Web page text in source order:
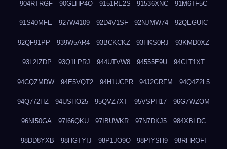
904RTRGF 90GLHP4O 9151RE2S 91536XNC 91M6TF5C
91S40MFE 927W4109 92D4V1SF 92NJMW74 92QEGUIC
92QF91PP 939W5AR4 93BCKCKZ 93HKS0RJ 93KMD0XZ
93L2IZDP 93Q1LPRJ 944UTVW8 94555E9U 94CLT1XT
94CQZMDW 94E5VQT2 94H1UCPR 94J2GRFM 94Q4Z2L5
94Q772HZ 94USHO25 95QVZ7XT 95VSPH17 96G7WZOM
96NI50GA 97I66QKU 97IBUWKR 97N7DKJ5 984XBLDC
98DD8YXB 98HGTYIJ 98P1JO9O 98PIYSH9 98RHROFI